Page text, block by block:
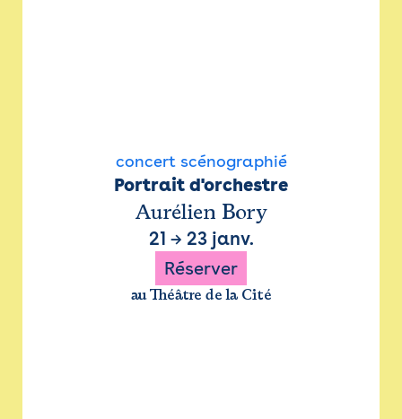
concert scénographié
Portrait d'orchestre
Aurélien Bory
21 → 23 janv.
Réserver
au Théâtre de la Cité